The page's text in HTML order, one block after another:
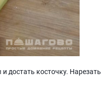
достать косточку. Нарезать